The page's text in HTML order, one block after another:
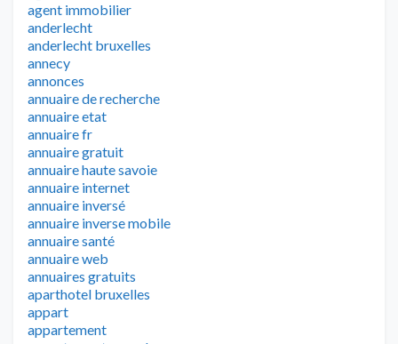
agent immobilier
anderlecht
anderlecht bruxelles
annecy
annonces
annuaire de recherche
annuaire etat
annuaire fr
annuaire gratuit
annuaire haute savoie
annuaire internet
annuaire inversé
annuaire inverse mobile
annuaire santé
annuaire web
annuaires gratuits
aparthotel bruxelles
appart
appartement